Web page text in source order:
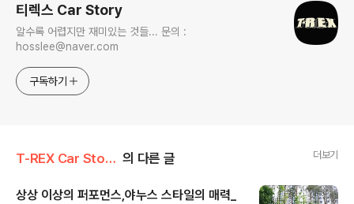
티렉스 Car Story
알수록 어렵지만 재미있는 것들... 문의 :
hosslee@naver.com
구독하기
T-REX Car Story/Car 시승기 의 다른 글 더보기
상상 이상의 퍼포먼스,야누스 스타일의 매력_